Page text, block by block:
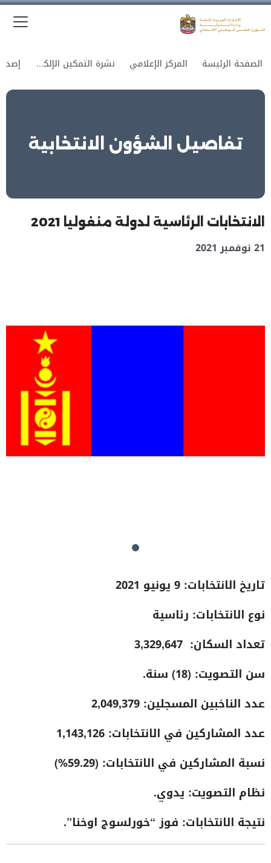
الصفحة الرئيسة المركز الإعلامي نشرة التمكين الإلكترونية
تفاصيل الشؤون الانتخابية
الانتخابات الرئاسية لدولة منغوليا 2021
21 نوفمبر 2021
تاريخ الانتخابات: 9
يونيو 2021
نوع الانتخابات: رئاسية
تعداد السكان: 3,329,647
سن التصويت: (18) سنة.
عدد الناخبين المسجلين: 2,049,379
عدد المشاركين في الانتخابات: 1,143,126
نسبة المشاركين في الانتخابات: (
59.29
%
)
نظام التصويت: يدوي.
نتيجة الانتخابات: فوز “خورلسوج اوخنا”.